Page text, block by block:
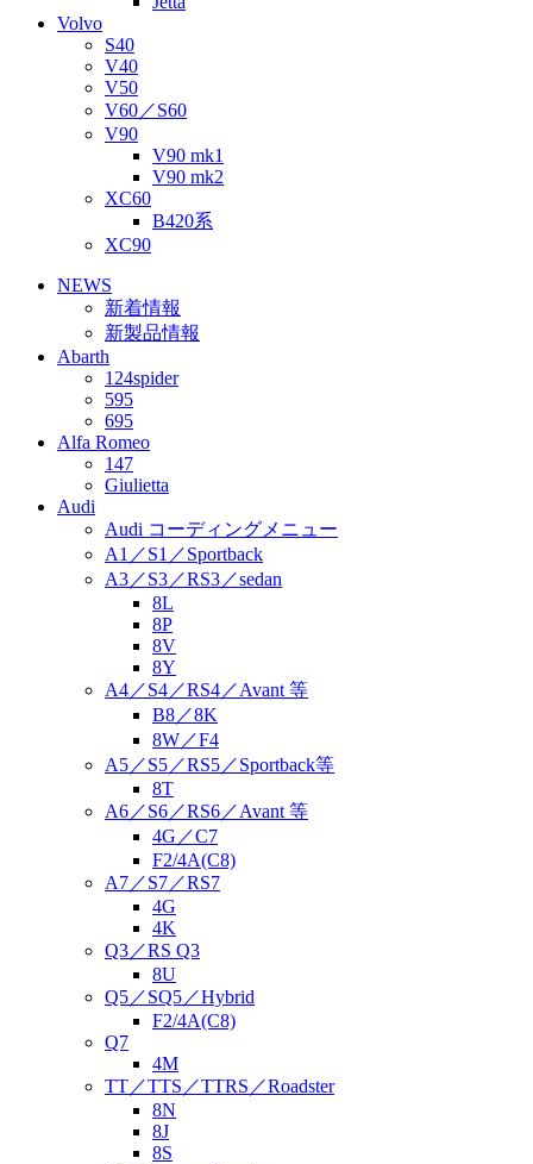
Volvo
S40
V40
V50
V60／S60
V90
V90 mk1
V90 mk2
XC60
B420系
XC90
NEWS
新着情報
新製品情報
Abarth
124spider
595
695
Alfa Romeo
147
Giulietta
Audi
Audi コーディングメニュー
A1／S1／Sportback
A3／S3／RS3／sedan
8L
8P
8V
8Y
A4／S4／RS4／Avant 等
B8／8K
8W／F4
A5／S5／RS5／Sportback等
8T
A6／S6／RS6／Avant 等
4G／C7
F2/4A(C8)
A7／S7／RS7
4G
4K
Q3／RS Q3
8U
Q5／SQ5／Hybrid
F2/4A(C8)
Q7
4M
TT／TTS／TTRS／Roadster
8N
8J
8S